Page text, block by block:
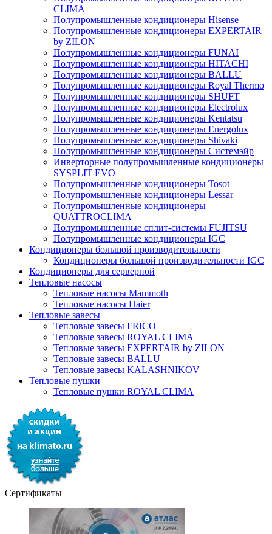
CLIMA
Полупромышленные кондиционеры Hisense
Полупромышленные кондиционеры EXPERTAIR
by ZILON
Полупромышленные кондиционеры FUNAI
Полупромышленные кондиционеры HITACHI
Полупромышленные кондиционеры BALLU
Полупромышленные кондиционеры Royal Thermo
Полупромышленные кондиционеры SHUFT
Полупромышленные кондиционеры Electrolux
Полупромышленные кондиционеры Kentatsu
Полупромышленные кондиционеры Energolux
Полупромышленные кондиционеры Shivaki
Полупромышленные кондиционеры Системэйр
Инверторные полупромышленные кондиционеры
SYSPLIT EVO
Полупромышленные кондиционеры Tosot
Полупромышленные кондиционеры Lessar
Полупромышленные кондиционеры
QUATTROCLIMA
Полупромышленные сплит-системы FUJITSU
Полупромышленные кондиционеры IGC
Кондиционеры большой производительности
Кондиционеры большой производительности IGC
Кондиционеры для серверной
Тепловые насосы
Тепловые насосы Mammoth
Тепловые насосы Haier
Тепловые завесы
Тепловые завесы FRICO
Тепловые завесы ROYAL CLIMA
Тепловые завесы EXPERTAIR by ZILON
Тепловые завесы BALLU
Тепловые завесы KALASHNIKOV
Тепловые пушки
Тепловые пушки ROYAL CLIMA
Сертификаты